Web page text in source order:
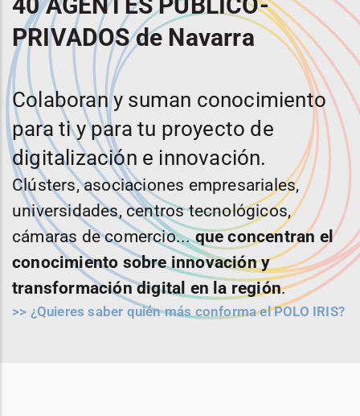
PRIVADOS de Navarra
Colaboran y suman conocimiento
para ti y para tu proyecto de
digitalización e innovación.
Clústers, asociaciones empresariales,
universidades, centros tecnológicos,
cámaras de comercio...que concentran el
conocimiento sobre innovación y
transformación digital en la región.
>> ¿Quieres saber quién más conforma el POLO IRIS?